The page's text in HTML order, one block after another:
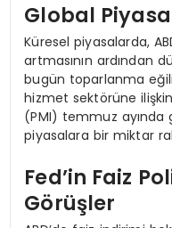
Global
Küresel piyasalarda,
artmasının ardından
bugün toparlanma
hizmet sektörüne
(PMI) temmuz
piyasalara bir miktar
Fed’in Faiz
Görüşler